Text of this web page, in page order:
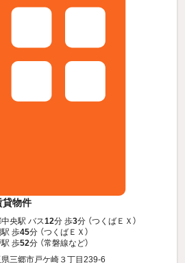
貸物件
央駅 バス12分 歩3分 （つくばＥＸ）
駅 歩45分 （つくばＥＸ）
歩52分 （常磐線など）
三郷市戸ケ崎３丁目239-6